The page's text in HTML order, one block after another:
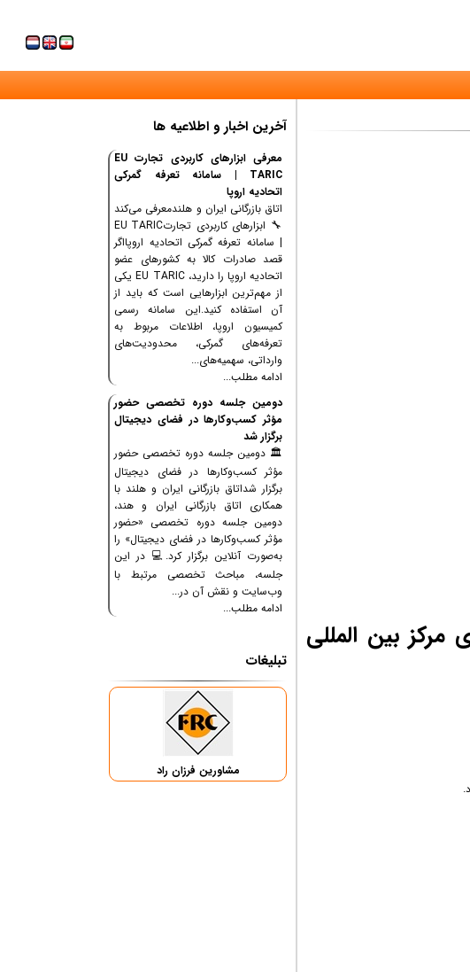
مرکز بین المللی
آخرین اخبار و اطلاعیه ها
معرفی ابزارهای کاربردی تجارت EU
TARIC | سامانه تعرفه گمرکی
اتحادیه اروپا
اتاق بازرگانی ایران و هلندمعرفی می‌کند
🔧 ابزارهای کاربردی تجارتEU TARIC
| سامانه تعرفه گمرکی اتحادیه اروپااگر
قصد صادرات کالا به کشورهای عضو
اتحادیه اروپا را دارید، EU TARIC یکی
از مهم‌ترین ابزارهایی است که باید از
آن استفاده کنید.این سامانه رسمی
کمیسیون اروپا، اطلاعات مربوط به
تعرفه‌های گمرکی، محدودیت‌های
وارداتی، سهمیه‌های...
ادامه مطلب...
دومین جلسه دوره تخصصی حضور
مؤثر کسب‌وکارها در فضای دیجیتال
برگزار شد
🏛 دومین جلسه دوره تخصصی حضور
مؤثر کسب‌وکارها در فضای دیجیتال
برگزار شداتاق بازرگانی ایران و هلند با
همکاری اتاق بازرگانی ایران و هند،
دومین جلسه دوره تخصصی «حضور
مؤثر کسب‌وکارها در فضای دیجیتال» را
به‌صورت آنلاین برگزار کرد.💻 در این
جلسه، مباحث تخصصی مرتبط با
وب‌سایت و نقش آن در...
ادامه مطلب...
تبلیغات
مشاورین فرزان راد